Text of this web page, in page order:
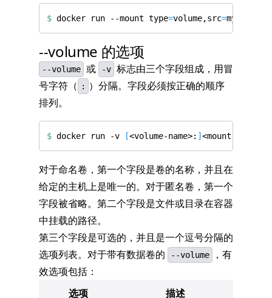
$ docker run --mount type=volume,src=
--volume 的选项
--volume 或 -v 标志由三个字段组成，用冒
号字符（
:
）分隔。字段必须按正确的顺序
排列。
$ docker run -v [<volume-name>: ] <mount-path>
对于命名卷，第一个字段是卷的名称，并且在
给定的主机上是唯一的。对于匿名卷，第一个
字段被省略。第二个字段是文件或目录在容器
中挂载的路径。
第三个字段是可选的，并且是一个逗号分隔的
选项列表。对于带有数据卷的
--volume
，有
效选项包括：
选项
描述